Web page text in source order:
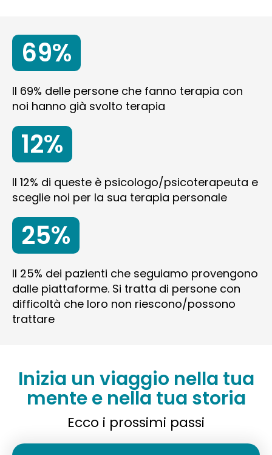
69%
Il 69% delle persone che fanno terapia con
noi hanno già svolto terapia
12%
Il 12% di queste è psicologo/psicoterapeuta e
sceglie noi per la sua terapia personale
25%
Il 25% dei pazienti che seguiamo provengono
dalle piattaforme. Si tratta di persone con
difficoltà che loro non riescono/possono
trattare
Inizia un viaggio nella tua
mente e nella tua storia
Ecco i prossimi passi